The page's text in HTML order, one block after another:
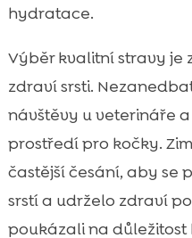
hydratace.
Výběr kvalitní stravy je
zdraví srsti.
návštěvy u veterináře
prostředí pro kočky.
častější česání, aby se
srstí a udrželo zdraví
poukázali na